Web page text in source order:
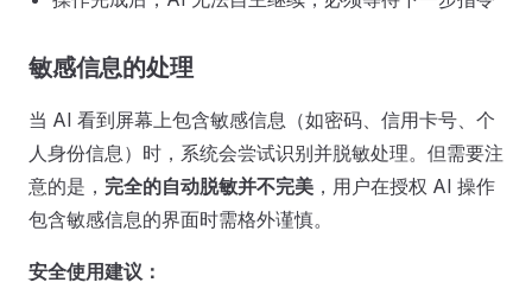
敏感信息的处理
当 AI 看到屏幕上包含敏感信息（如密码、信用卡号、个
人身份信息）时，系统会尝试识别并脱敏处理。但需要注
意的是， 完全的自动脱敏并不完美 ，用户在授权 AI 操作
包含敏感信息的界面时需格外谨慎。
安全使用建议：